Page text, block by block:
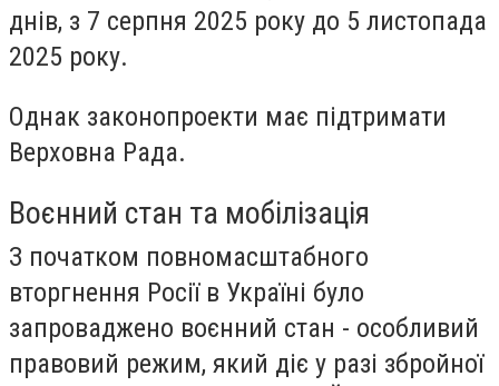
днів, з 7 серпня 2025 року до 5 листопада
2025 року.
Однак законопроекти має підтримати
Верховна Рада.
Воєнний стан та мобілізація
З початком повномасштабного
вторгнення Росії в Україні було
запроваджено воєнний стан - особливий
правовий режим, який діє у разі збройної